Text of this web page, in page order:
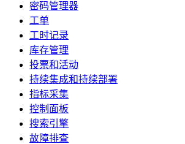
密码管理器
工单
工时记录
库存管理
投票和活动
持续集成和持续部署
指标采集
控制面板
搜索引擎
故障排查